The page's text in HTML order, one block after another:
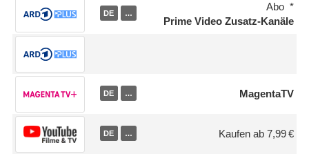
DE …
Abo
Prime Video Zusatz-Kanäle
DE … MagentaTV
DE … Kaufen ab 7,99 €